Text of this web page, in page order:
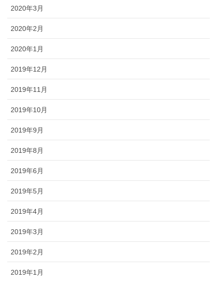
2020年3月
2020年2月
2020年1月
2019年12月
2019年11月
2019年10月
2019年9月
2019年8月
2019年6月
2019年5月
2019年4月
2019年3月
2019年2月
2019年1月